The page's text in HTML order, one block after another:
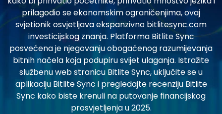
prilagodio se ekonomskim ograničenjima, ovaj
svjetionik osvjetljava ekspanzivno bitlitesync.com
investicijskog znanja. Platforma Bitlite Sync
posvećena je njegovanju obogaćenog razumijevanja
bitnih načela koja podupiru svijet ulaganja. Istražite
službenu web stranicu Bitlite Sync, uključite se u
aplikaciju Bitlite Sync i pregledajte recenziju Bitlite
Sync kako biste krenuli na putovanje financijskog
prosvjetljenja u 2025.